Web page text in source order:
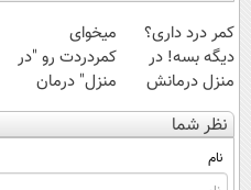
کمر درد داری؟
دیگه بسه! در
منزل درمانش
کن
(◀پرسش‌نامه)
میخوای
کمردردت رو "در
منزل" درمان
کنی؟ (◂فیلم +
◂پرسش‌نامه)
نظر شما
نام